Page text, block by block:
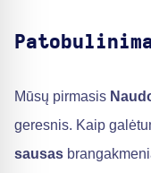
Mūsų pirmasis
geresnis. Kaip
sausas